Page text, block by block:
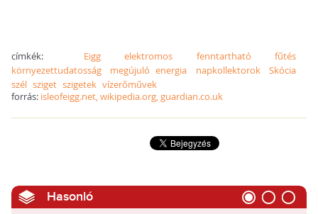
címkék: Eigg elektromos fenntartható
fűtés
környezettudatosság
megújuló energia napkollektorok
Skócia
szél sziget szigetek vízerőművek
forrás: isleofeigg.net, wikipedia.org, guardian.co.uk
Hasonló